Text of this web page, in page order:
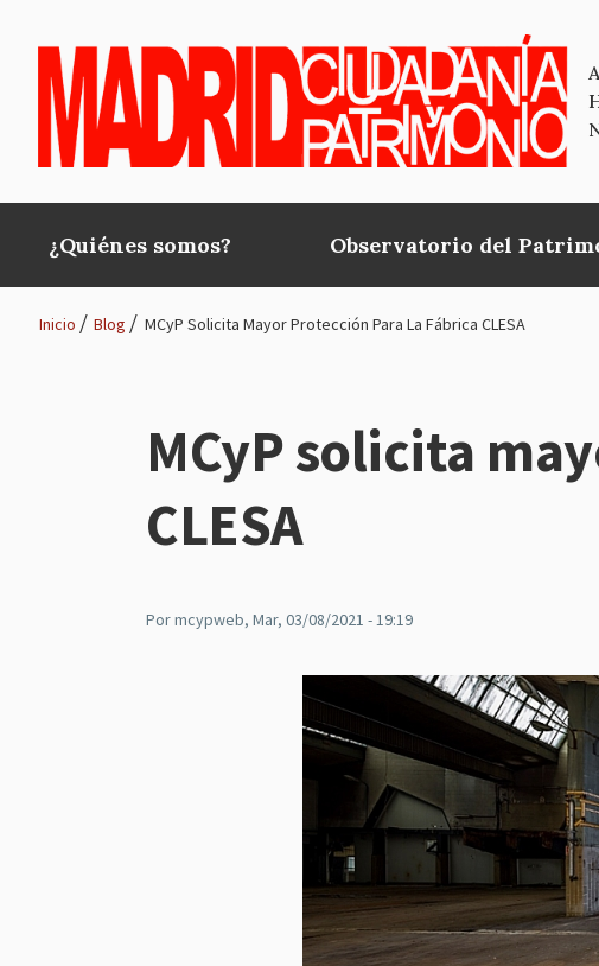
Main
navigation
¿Quiénes somos? Observatorio del
navegación
Inicio Blog MCyP Solicita Mayor Protección Para La Fábrica CLESA
MCyP solicita
CLESA
Pormcypweb, Mar, 03/08/2021 - 19:19